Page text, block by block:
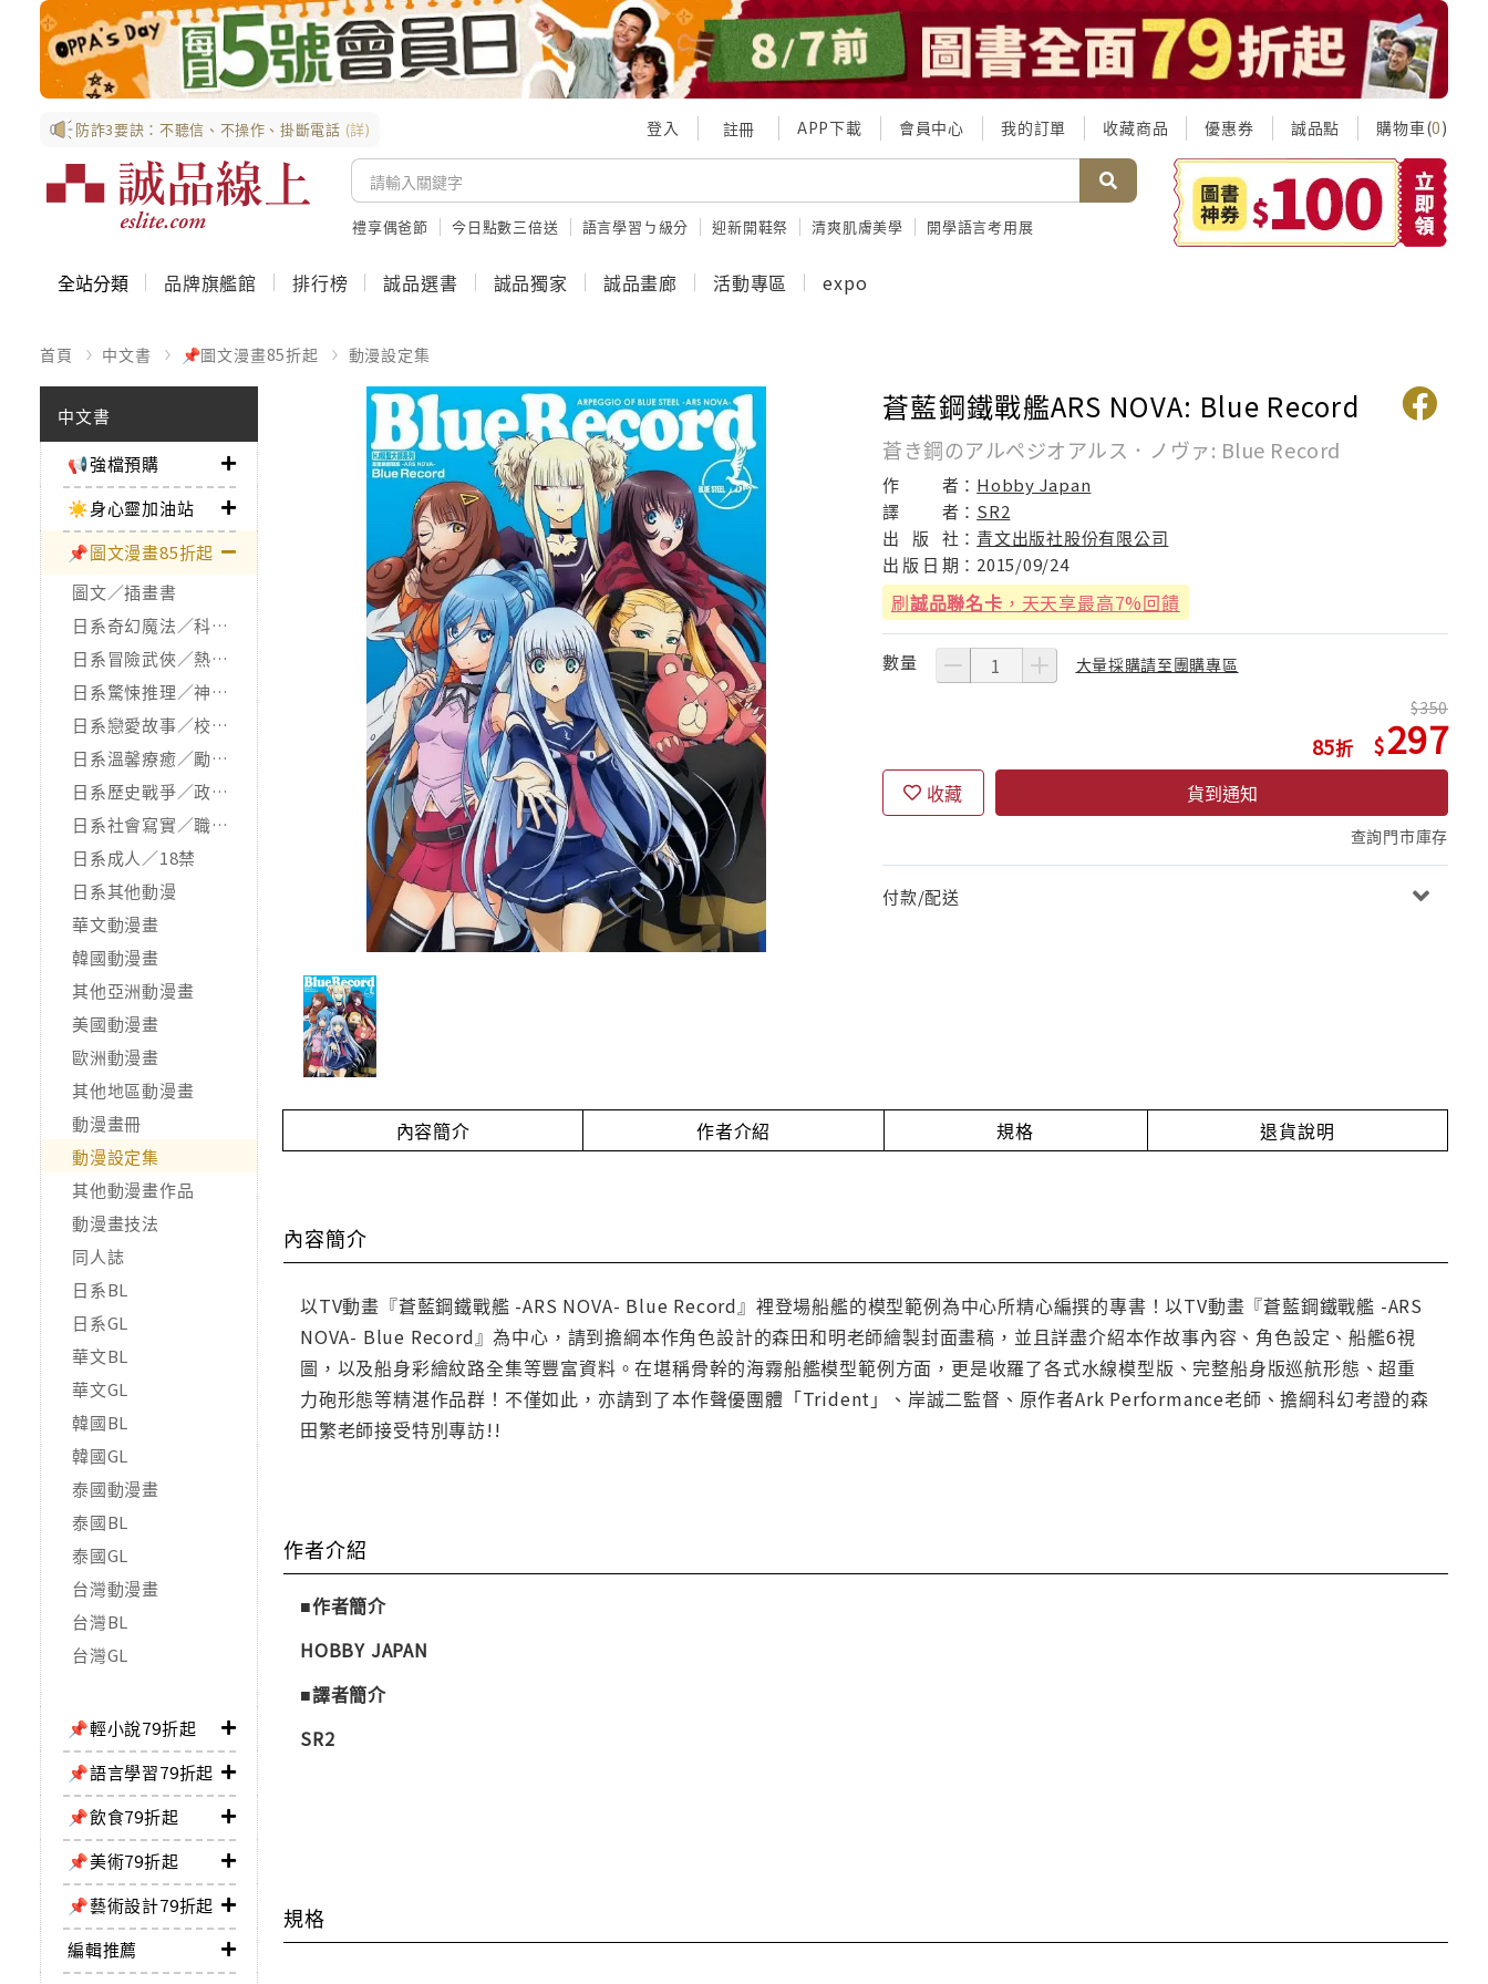
防詐3要訣：不聽信、不操作、掛斷電話 (詳) 登入 註冊 APP下載 會員中心 我的訂單 收藏商品 優惠券 誠品點 購物車(0)
禮享偶爸節 今日點數三倍送 語言學習ㄅ級分 迎新開鞋祭 清爽肌膚美學 開學語言考用展
全站分類 品牌旗艦館 排行榜 誠品選書 誠品獨家 誠品畫廊 活動專區 expo
首頁 中文書 📌圖文漫畫85折起 動漫設定集
中文書
📢強檔預購
☀️身心靈加油站
📌圖文漫畫85折起
圖文／插畫書
日系奇幻魔法／科幻冒險
日系冒險武俠／熱血運動
日系驚悚推理／神怪靈異
日系戀愛故事／校園青春
日系溫馨療癒／勵志搞笑
日系歷史戰爭／政治宗教
日系社會寫實／職場職人
日系成人／18禁
日系其他動漫
華文動漫畫
韓國動漫畫
其他亞洲動漫畫
美國動漫畫
歐洲動漫畫
其他地區動漫畫
動漫畫冊
動漫設定集
其他動漫畫作品
動漫畫技法
同人誌
日系BL
日系GL
華文BL
華文GL
韓國BL
韓國GL
泰國動漫畫
泰國BL
泰國GL
台灣動漫畫
台灣BL
台灣GL
📌輕小說79折起
📌語言學習79折起
📌飲食79折起
📌美術79折起
📌藝術設計79折起
編輯推薦
蒼藍鋼鐵戰艦ARS NOVA: Blue Record
蒼き鋼のアルペジオアルス．ノヴァ: Blue Record
作 者： Hobby Japan
譯
者： SR2
出
版 社： 青文出版社股份有限公司
出 版 日 期： 2015/09/24
刷誠品聯名卡 ，天天享最高7%回饋
數量 大量採購請至團購專區
85
350
297
收藏 貨到通知
查詢門市庫存
付款/配送
內容簡介 作者介紹 規格 退貨說明
內容簡介
以TV動畫『蒼藍鋼鐵戰艦 -ARS NOVA- Blue Record』裡登場船艦的模型範例為中心所精心編撰的專書！以TV動畫『蒼藍鋼鐵戰艦 -ARS
NOVA- Blue Record』為中心，請到擔綱本作角色設計的森田和明老師繪製封面畫稿，並且詳盡介紹本作故事內容、角色設定、船艦6視
圖，以及船身彩繪紋路全集等豐富資料。在堪稱骨幹的海霧船艦模型範例方面，更是收羅了各式水線模型版、完整船身版巡航形態、超重
力砲形態等精湛作品群！不僅如此，亦請到了本作聲優團體「Trident」、岸誠二監督、原作者Ark Performance老師、擔綱科幻考證的森
田繁老師接受特別專訪!!
作者介紹
■作者簡介
HOBBY JAPAN
■譯者簡介
SR2
規格